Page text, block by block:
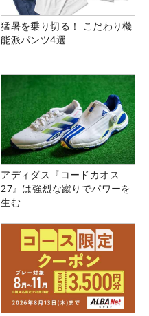
猛暑を乗り切る！ こだわり機
能派パンツ4選
アディダス『コードカオス
27』は強烈な蹴りでパワーを
生む